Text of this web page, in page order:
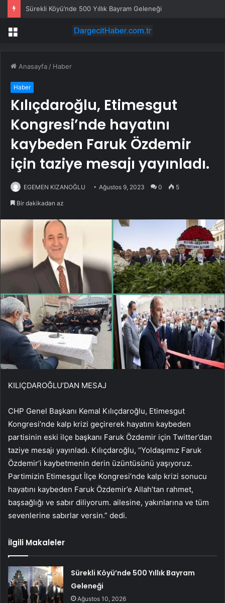
Sürekli Köyü’nde 500 Yıllık Bayram Geleneği
Menü
Anasayfa / Haber
Haber
Kılıçdaroğlu, Etimesgut
Kongresi’nde hayatını
kaybeden Faruk Özdemir
için taziye mesajı yayınladı.
EGEMEN KIZANOĞLU Ağustos 9, 2023 0 5
Bir dakikadan az
KILIÇDAROĞLU’DAN MESAJ
CHP Genel Başkanı Kemal Kılıçdaroğlu, Etimesgut
Kongresi’nde kalp krizi geçirerek hayatını kaybeden
partisinin eski ilçe başkanı Faruk Özdemir için Twitter’dan
taziye mesajı yayınladı. Kılıçdaroğlu, “Yoldaşımız Faruk
Özdemir’i kaybetmenin derin üzüntüsünü yaşıyoruz.
Partimizin Etimesgut İlçe Kongresi’nde kalp krizi sonucu
hayatını kaybeden Faruk Özdemir’e Allah’tan rahmet,
başsağlığı ve sabır diliyorum. ailesine, yakınlarına ve tüm
sevenlerine sabırlar versin.” dedi.
İlgili Makaleler
Sürekli Köyü’nde 500 Yıllık Bayram
Geleneği
Ağustos 10, 2026